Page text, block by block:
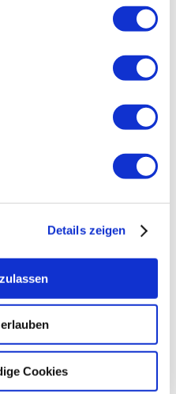
Dienste gesammelt
Details zeigen
Cookies